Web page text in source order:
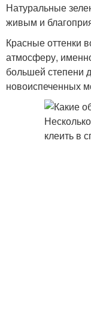
Натуральные
живым и
Красные оттенки
атмосферу,
большей степени
новоиспеченных